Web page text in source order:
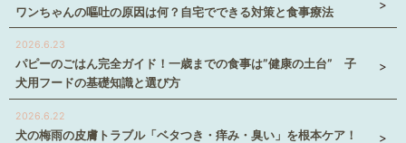
ワンちゃんの嘔吐の原因は何？自宅でできる対策と食事療法
2026.6.23
パピーのごはん完全ガイド！一歳までの食事は”健康の土台” 子
犬用フードの基礎知識と選び方
2026.6.22
犬の梅雨の皮膚トラブル「ベタつき・痒み・臭い」を根本ケア！